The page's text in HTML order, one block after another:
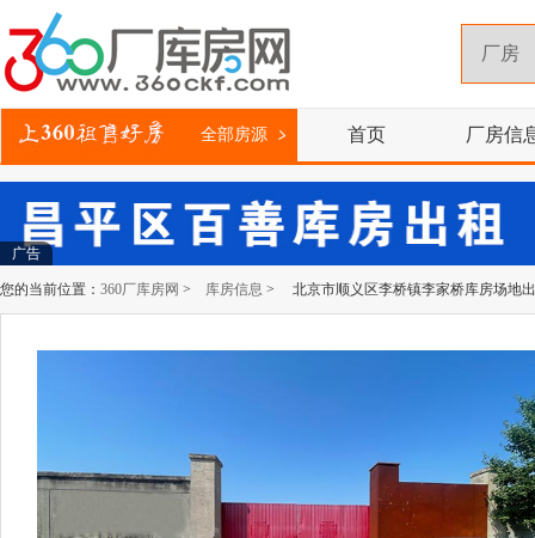
全部房源 首页 厂房信
广告
您的当前位置： 360厂库房网 > 库房信息 > 北京市顺义区李桥镇李家桥库房场地